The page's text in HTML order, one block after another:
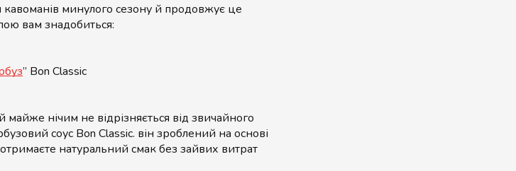
минулого сезону й продовжує це
вам знадобиться:
” Bon Classic
нічим не відрізняється від звичайного
соус Bon Classic. він зроблений на основі
натуральний смак без зайвих витрат